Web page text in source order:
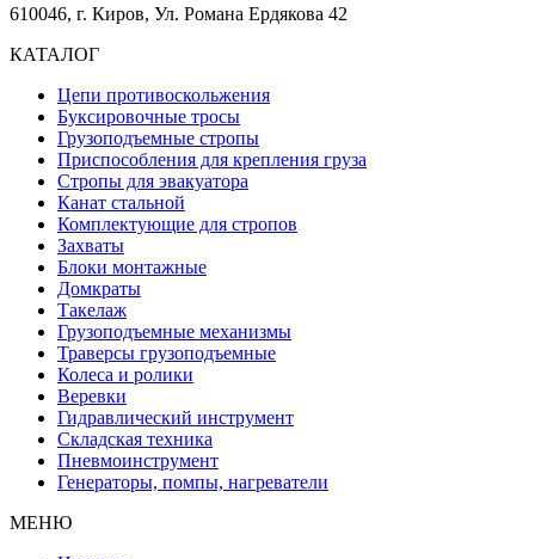
610046, г. Киров, Ул. Романа Ердякова 42
КАТАЛОГ
Цепи противоскольжения
Буксировочные тросы
Грузоподъемные стропы
Приспособления для крепления груза
Стропы для эвакуатора
Канат стальной
Комплектующие для стропов
Захваты
Блоки монтажные
Домкраты
Такелаж
Грузоподъемные механизмы
Траверсы грузоподъемные
Колеса и ролики
Веревки
Гидравлический инструмент
Складская техника
Пневмоинструмент
Генераторы, помпы, нагреватели
МЕНЮ